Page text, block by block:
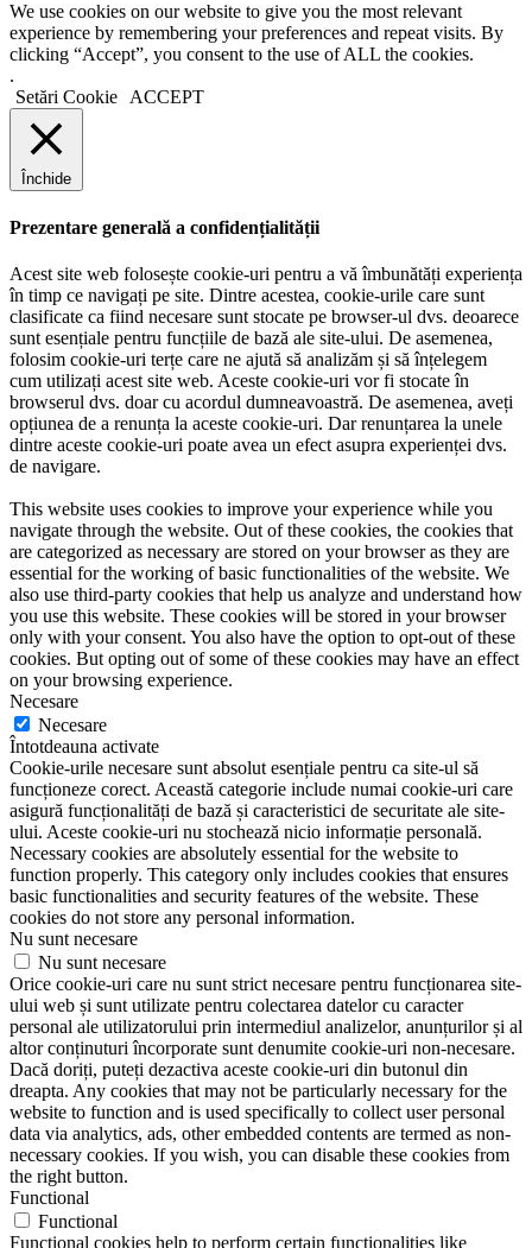
We use cookies on our website to give you the most relevant
experience by remembering your preferences and repeat visits. By
clicking “Accept”, you consent to the use of ALL the cookies.
.
Setări Cookie
ACCEPT
Închide
Prezentare generală a confidențialității
Acest site web folosește cookie-uri pentru a vă îmbunătăți experiența
în timp ce navigați pe site. Dintre acestea, cookie-urile care sunt
clasificate ca fiind necesare sunt stocate pe browser-ul dvs. deoarece
sunt esențiale pentru funcțiile de bază ale site-ului. De asemenea,
folosim cookie-uri terțe care ne ajută să analizăm și să înțelegem
cum utilizați acest site web. Aceste cookie-uri vor fi stocate în
browserul dvs. doar cu acordul dumneavoastră. De asemenea, aveți
opțiunea de a renunța la aceste cookie-uri. Dar renunțarea la unele
dintre aceste cookie-uri poate avea un efect asupra experienței dvs.
de navigare.
This website uses cookies to improve your experience while you
navigate through the website. Out of these cookies, the cookies that
are categorized as necessary are stored on your browser as they are
essential for the working of basic functionalities of the website. We
also use third-party cookies that help us analyze and understand how
you use this website. These cookies will be stored in your browser
only with your consent. You also have the option to opt-out of these
cookies. But opting out of some of these cookies may have an effect
on your browsing experience.
Necesare
Necesare
Întotdeauna activate
Cookie-urile necesare sunt absolut esențiale pentru ca site-ul să
funcționeze corect. Această categorie include numai cookie-uri care
asigură funcționalități de bază și caracteristici de securitate ale site-
ului. Aceste cookie-uri nu stochează nicio informație personală.
Necessary cookies are absolutely essential for the website to
function properly. This category only includes cookies that ensures
basic functionalities and security features of the website. These
cookies do not store any personal information.
Nu sunt necesare
Nu sunt necesare
Orice cookie-uri care nu sunt strict necesare pentru funcționarea site-
ului web și sunt utilizate pentru colectarea datelor cu caracter
personal ale utilizatorului prin intermediul analizelor, anunțurilor și al
altor conținuturi încorporate sunt denumite cookie-uri non-necesare.
Dacă doriți, puteți dezactiva aceste cookie-uri din butonul din
dreapta. Any cookies that may not be particularly necessary for the
website to function and is used specifically to collect user personal
data via analytics, ads, other embedded contents are termed as non-
necessary cookies. If you wish, you can disable these cookies from
the right button.
Functional
Functional
Functional cookies help to perform certain functionalities like